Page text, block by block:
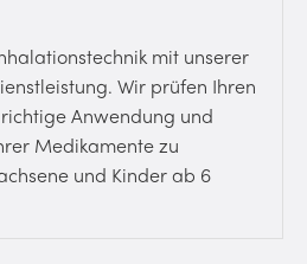
mit unserer
Wir prüfen Ihren
Anwendung und
Medikamente zu
und Kinder ab 6